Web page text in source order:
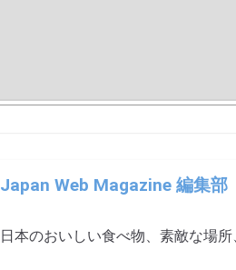
Japan Web Magazine 編集部
日本のおいしい食べ物、素敵な場